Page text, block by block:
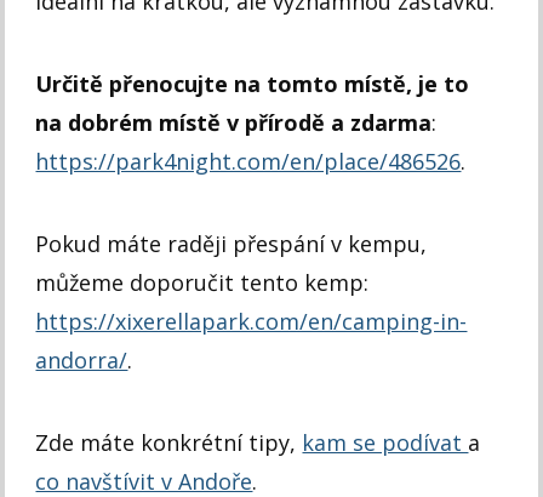
Určitě přenocujte na tomto místě, je to
na dobrém místě v přírodě a zdarma:
https://park4night.com/en/place/486526.
Pokud máte raději přespání v kempu,
můžeme doporučit tento kemp:
https://xixerellapark.com/en/camping-in-
andorra/.
Zde máte konkrétní tipy, kam se podívat a
co navštívit v Andoře.